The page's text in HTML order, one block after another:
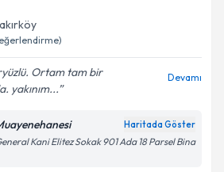
Ortam tam bir
yakınım...
Devamı
Haritada Göster
Kani Elitez Sokak 901 Ada 18 Parsel Bina